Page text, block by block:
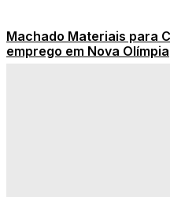
Machado Materiais para
emprego em Nova Olímpia